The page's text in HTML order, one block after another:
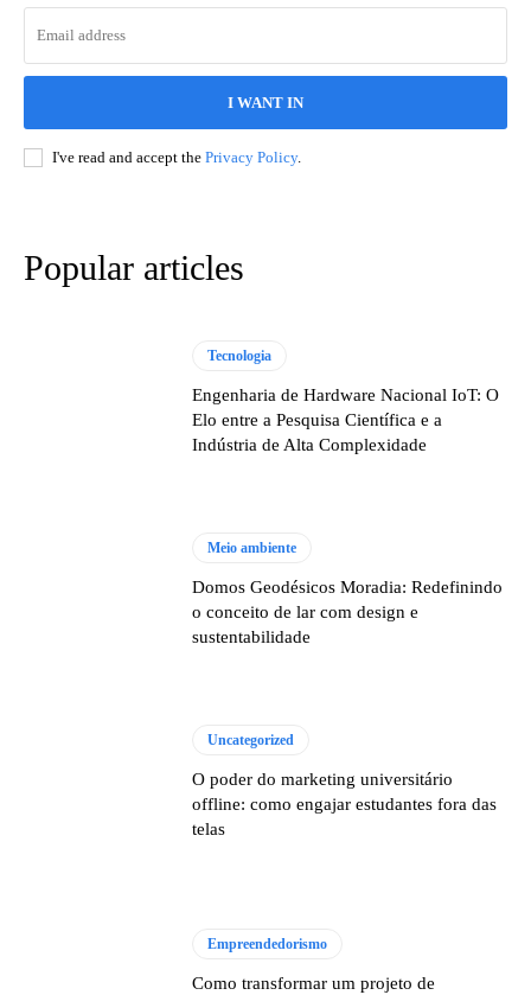
I WANT IN
I've read and accept the Privacy Policy.
Popular articles
Tecnologia
Engenharia de Hardware Nacional IoT: O
Elo entre a Pesquisa Científica e a
Indústria de Alta Complexidade
Meio ambiente
Domos Geodésicos Moradia: Redefinindo
o conceito de lar com design e
sustentabilidade
Uncategorized
O poder do marketing universitário
offline: como engajar estudantes fora das
telas
Empreendedorismo
Como transformar um projeto de